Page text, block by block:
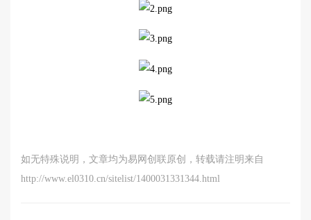
如无特殊说明，文章均为易网创联原创，转载请注明来自
http://www.el0310.cn/sitelist/1400031331344.html